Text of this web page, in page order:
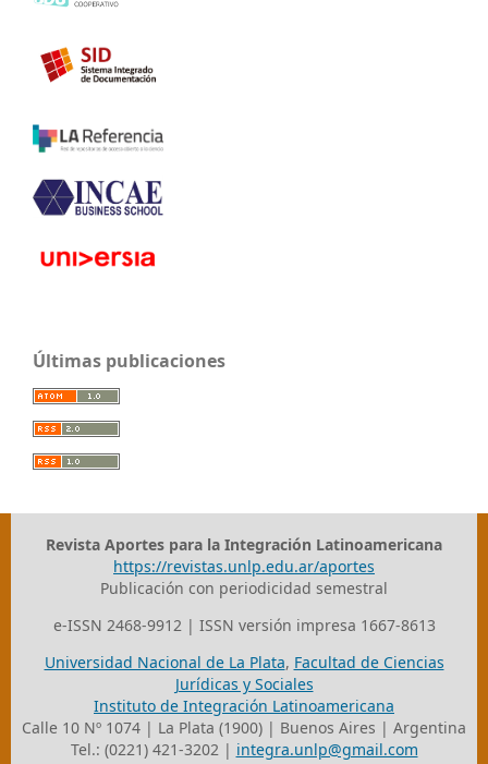
Últimas publicaciones
Revista Aportes para la Integración Latinoamericana
https://revistas.unlp.edu.ar/aportes
Publicación con periodicidad semestral
e-ISSN 2468-9912 | ISSN versión impresa 1667-8613
Universidad Nacional de La Plata, Facultad de Ciencias
Jurídicas y Sociales
Instituto de Integración Latinoamericana
Calle 10 Nº 1074 | La Plata (1900) | Buenos Aires | Argentina
Tel.: (0221) 421-3202 | integra.unlp@gmail.com